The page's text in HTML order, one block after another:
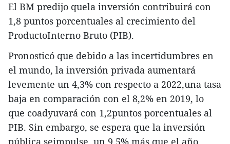
El BM predijo quela inversión contribuirá con
1,8 puntos porcentuales al crecimiento del
ProductoInterno Bruto (PIB).
Pronosticó que debido a las incertidumbres en
el mundo, la inversión privada aumentará
levemente un 4,3% con respecto a 2022,una tasa
baja en comparación con el 8,2% en 2019, lo
que coadyuvará con 1,2puntos porcentuales al
PIB. Sin embargo, se espera que la inversión